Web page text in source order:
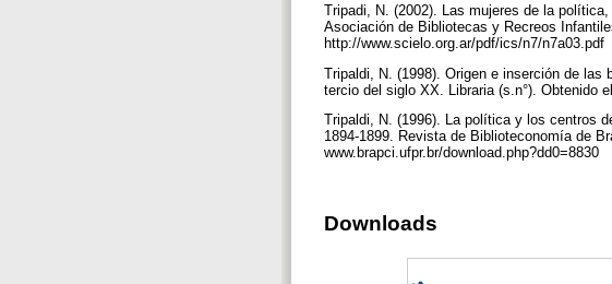
Tripadi, N. (2002). Las mujeres de la
Asociación de Bibliotecas y Recreos
http://www.scielo.org.ar/pdf/ics/n7/n7a03.pdf
Tripaldi, N. (1998). Origen e inserción de
tercio del siglo XX. Libraria (s.n°). Obtenido
Tripaldi, N. (1996). La política y los centros
1894-1899. Revista de Biblioteconomía de
www.brapci.ufpr.br/download.php?dd0=8830
Downloads